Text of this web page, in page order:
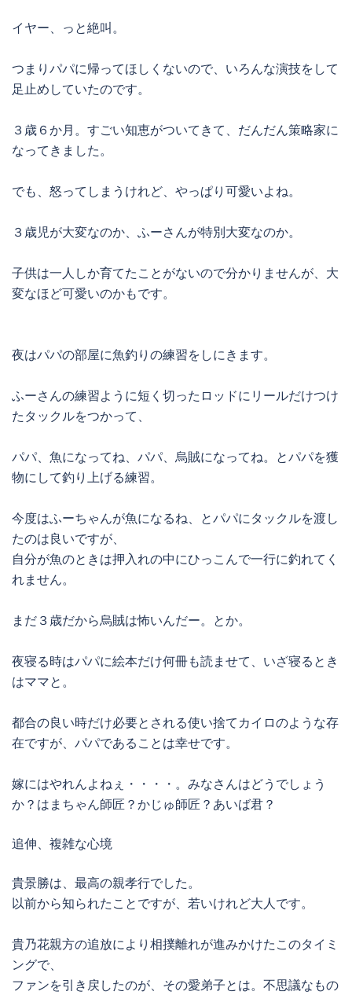
イヤー、っと絶叫。
つまりパパに帰ってほしくないので、いろんな演技をして
足止めしていたのです。
３歳６か月。すごい知恵がついてきて、だんだん策略家に
なってきました。
でも、怒ってしまうけれど、やっぱり可愛いよね。
３歳児が大変なのか、ふーさんが特別大変なのか。
子供は一人しか育てたことがないので分かりませんが、大
変なほど可愛いのかもです。
夜はパパの部屋に魚釣りの練習をしにきます。
ふーさんの練習ように短く切ったロッドにリールだけつけ
たタックルをつかって、
パパ、魚になってね、パパ、烏賊になってね。とパパを獲
物にして釣り上げる練習。
今度はふーちゃんが魚になるね、とパパにタックルを渡し
たのは良いですが、
自分が魚のときは押入れの中にひっこんで一行に釣れてく
れません。
まだ３歳だから烏賊は怖いんだー。とか。
夜寝る時はパパに絵本だけ何冊も読ませて、いざ寝るとき
はママと。
都合の良い時だけ必要とされる使い捨てカイロのような存
在ですが、パパであることは幸せです。
嫁にはやれんよねぇ・・・・。みなさんはどうでしょう
か？はまちゃん師匠？かじゅ師匠？あいば君？
追伸、複雑な心境
貴景勝は、最高の親孝行でした。
以前から知られたことですが、若いけれど大人です。
貴乃花親方の追放により相撲離れが進みかけたこのタイミ
ングで、
ファンを引き戻したのが、その愛弟子とは。不思議なもの